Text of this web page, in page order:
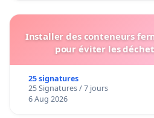
Installer des conteneurs
pour éviter les
25 signatures
25 Signatures / 7 jours
6 Aug 2026